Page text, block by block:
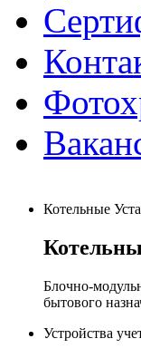
Котельные
Блочно-
бытового
Устройства